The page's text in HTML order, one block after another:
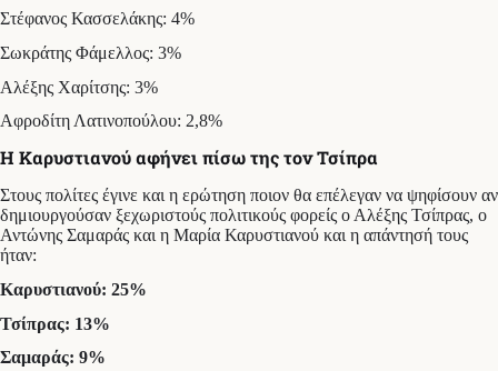
Στέφανος Κασσελάκης: 4%
Σωκράτης Φάμελλος: 3%
Αλέξης Χαρίτσης: 3%
Αφροδίτη Λατινοπούλου: 2,8%
Η Καρυστιανού αφήνει πίσω της τον Τσίπρα
Στους πολίτες έγινε και η ερώτηση ποιον θα επέλεγαν να ψηφίσουν αν
δημιουργούσαν ξεχωριστούς πολιτικούς φορείς ο Αλέξης Τσίπρας, ο
Αντώνης Σαμαράς και η Μαρία Καρυστιανού και η απάντησή τους
ήταν:
Καρυστιανού: 25%
Τσίπρας: 13%
Σαμαράς: 9%